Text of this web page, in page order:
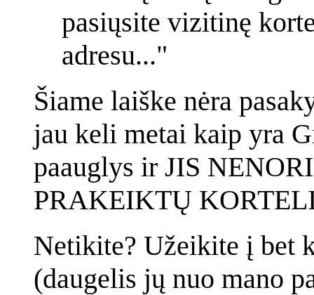
pasiųsite vizitinę
adresu..."
Šiame laiške nėra
jau keli metai kaip yra
paauglys ir JIS
PRAKEIKTŲ
Netikite? Užeikite į bet
(daugelis jų nuo mano